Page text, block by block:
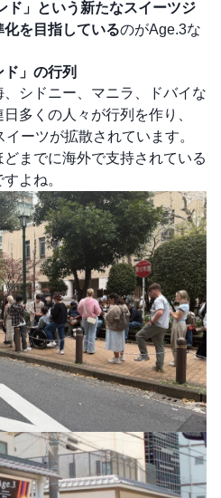
ド」という新たなスイーツジ
を目指しているのがAge.3な
」の行列
シドニー、マニラ、ドバイな
多くの人々が行列を作り、
ーツが拡散されています。
までに海外で支持されている
よね。